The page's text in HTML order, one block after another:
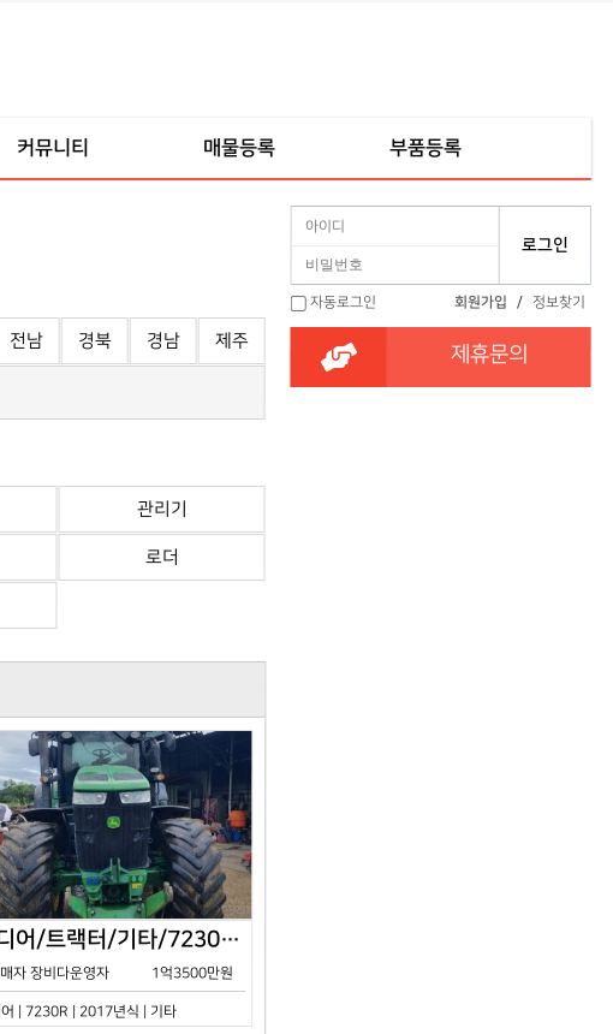
커뮤니티 매물등록 부품등록
전남 경북 경남 제주
관리기
로더
존디어/트랙터/기타/7230R/2017년식
자 장비다운영자 1억3500만원
| 7230R | 2017년식 | 기타
자동로그인 회원가입 / 정보찾기
제휴문의